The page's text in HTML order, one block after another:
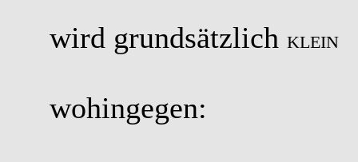
wird grundsätzlich KLEIN
wohingegen: